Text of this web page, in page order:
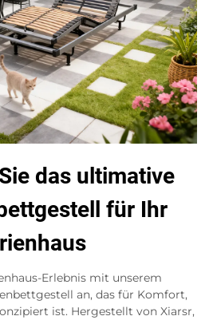
das ultimative
für Ihr
Erlebnis mit unserem
an, das für Komfort,
ist. Hergestellt von Xiarsr,